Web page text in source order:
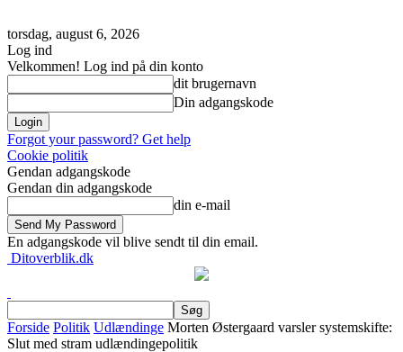
torsdag, august 6, 2026
Log ind
Velkommen! Log ind på din konto
dit brugernavn
Din adgangskode
Forgot your password? Get help
Cookie politik
Gendan adgangskode
Gendan din adgangskode
din e-mail
En adgangskode vil blive sendt til din email.
Ditoverblik.dk
Forside Politik Udlændinge Morten Østergaard varsler systemskifte:
Slut med stram udlændingepolitik